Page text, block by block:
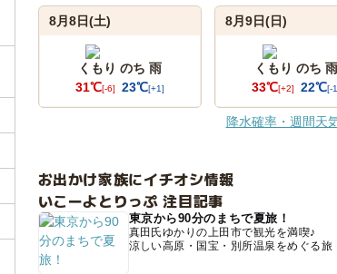
8月8日(土)
くもり のち 雨
31℃[-6] 23℃[+1]
8月9日(日)
くもり のち 雨
33℃[+2] 22℃[-
降水確率・週間天
お出かけ家族にイチオシ情報
いこーよとりっぷ 注目記事
東京から90分のまちで夏旅！
真田氏ゆかりの上田市で観光を満喫♪
涼しい高原・国宝・別所温泉をめぐる旅